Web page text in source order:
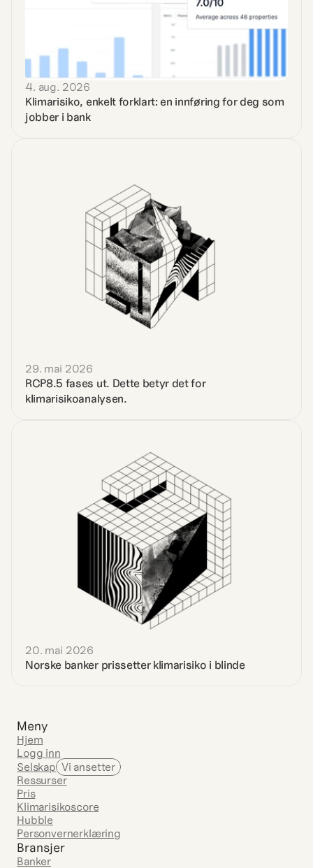
4. aug. 2026
Klimarisiko, enkelt forklart: en innføring for deg som
jobber i bank
29. mai 2026
RCP8.5 fases ut. Dette betyr det for
klimarisikoanalysen.
20. mai 2026
Norske banker prissetter klimarisiko i blinde
Meny
Hjem
Logg inn
Selskap Vi ansetter
Ressurser
Pris
Klimarisikoscore
Hubble
Personvernerklæring
Bransjer
Banker